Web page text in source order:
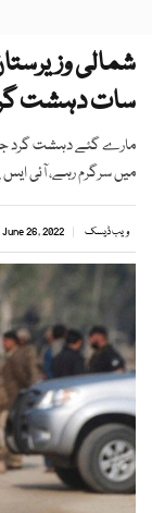
شمالی
سات دہشت
مارے گئے دہشت گرد جو
میں سرگرم رہے، آئی ایس
ویب ڈیسک June 26, 2022